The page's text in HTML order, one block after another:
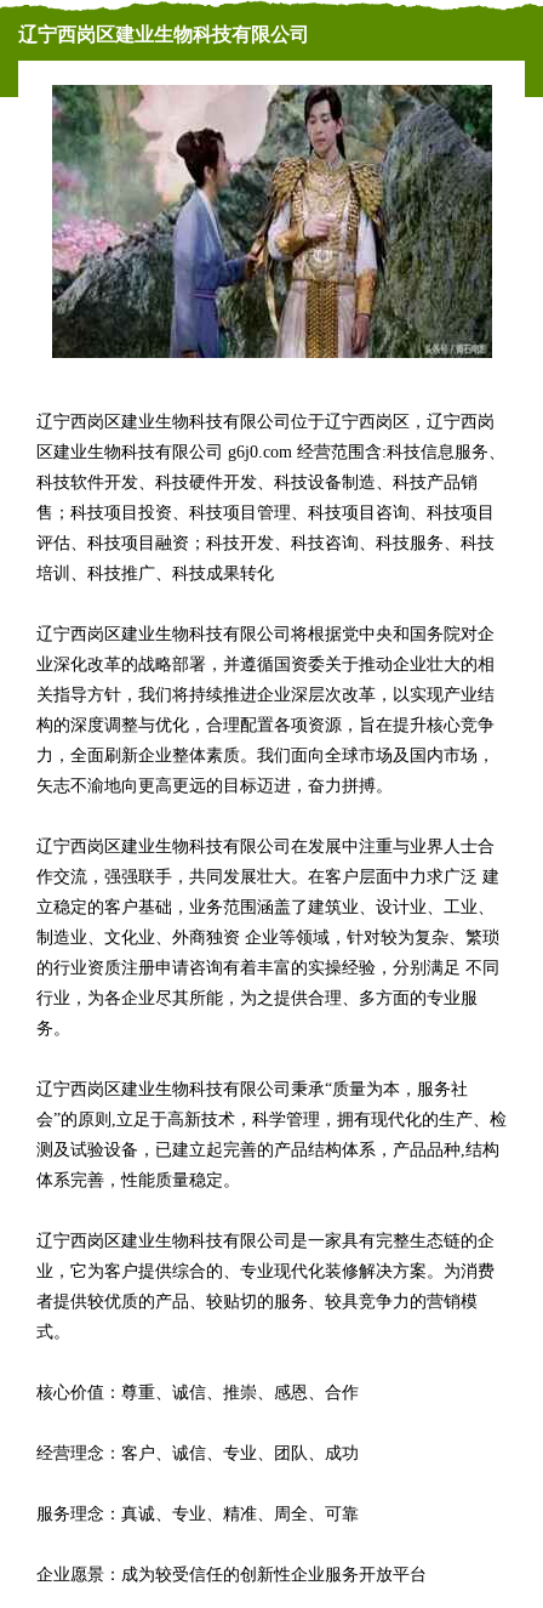
辽宁西岗区建业生物科技有限公司
辽宁西岗区建业生物科技有限公司位于辽宁西岗区，辽宁西岗
区建业生物科技有限公司 g6j0.com 经营范围含:科技信息服务、
科技软件开发、科技硬件开发、科技设备制造、科技产品销
售；科技项目投资、科技项目管理、科技项目咨询、科技项目
评估、科技项目融资；科技开发、科技咨询、科技服务、科技
培训、科技推广、科技成果转化
辽宁西岗区建业生物科技有限公司将根据党中央和国务院对企
业深化改革的战略部署，并遵循国资委关于推动企业壮大的相
关指导方针，我们将持续推进企业深层次改革，以实现产业结
构的深度调整与优化，合理配置各项资源，旨在提升核心竞争
力，全面刷新企业整体素质。我们面向全球市场及国内市场，
矢志不渝地向更高更远的目标迈进，奋力拼搏。
辽宁西岗区建业生物科技有限公司在发展中注重与业界人士合
作交流，强强联手，共同发展壮大。在客户层面中力求广泛 建
立稳定的客户基础，业务范围涵盖了建筑业、设计业、工业、
制造业、文化业、外商独资 企业等领域，针对较为复杂、繁琐
的行业资质注册申请咨询有着丰富的实操经验，分别满足 不同
行业，为各企业尽其所能，为之提供合理、多方面的专业服
务。
辽宁西岗区建业生物科技有限公司秉承“质量为本，服务社
会”的原则,立足于高新技术，科学管理，拥有现代化的生产、检
测及试验设备，已建立起完善的产品结构体系，产品品种,结构
体系完善，性能质量稳定。
辽宁西岗区建业生物科技有限公司是一家具有完整生态链的企
业，它为客户提供综合的、专业现代化装修解决方案。为消费
者提供较优质的产品、较贴切的服务、较具竞争力的营销模
式。
核心价值：尊重、诚信、推崇、感恩、合作
经营理念：客户、诚信、专业、团队、成功
服务理念：真诚、专业、精准、周全、可靠
企业愿景：成为较受信任的创新性企业服务开放平台